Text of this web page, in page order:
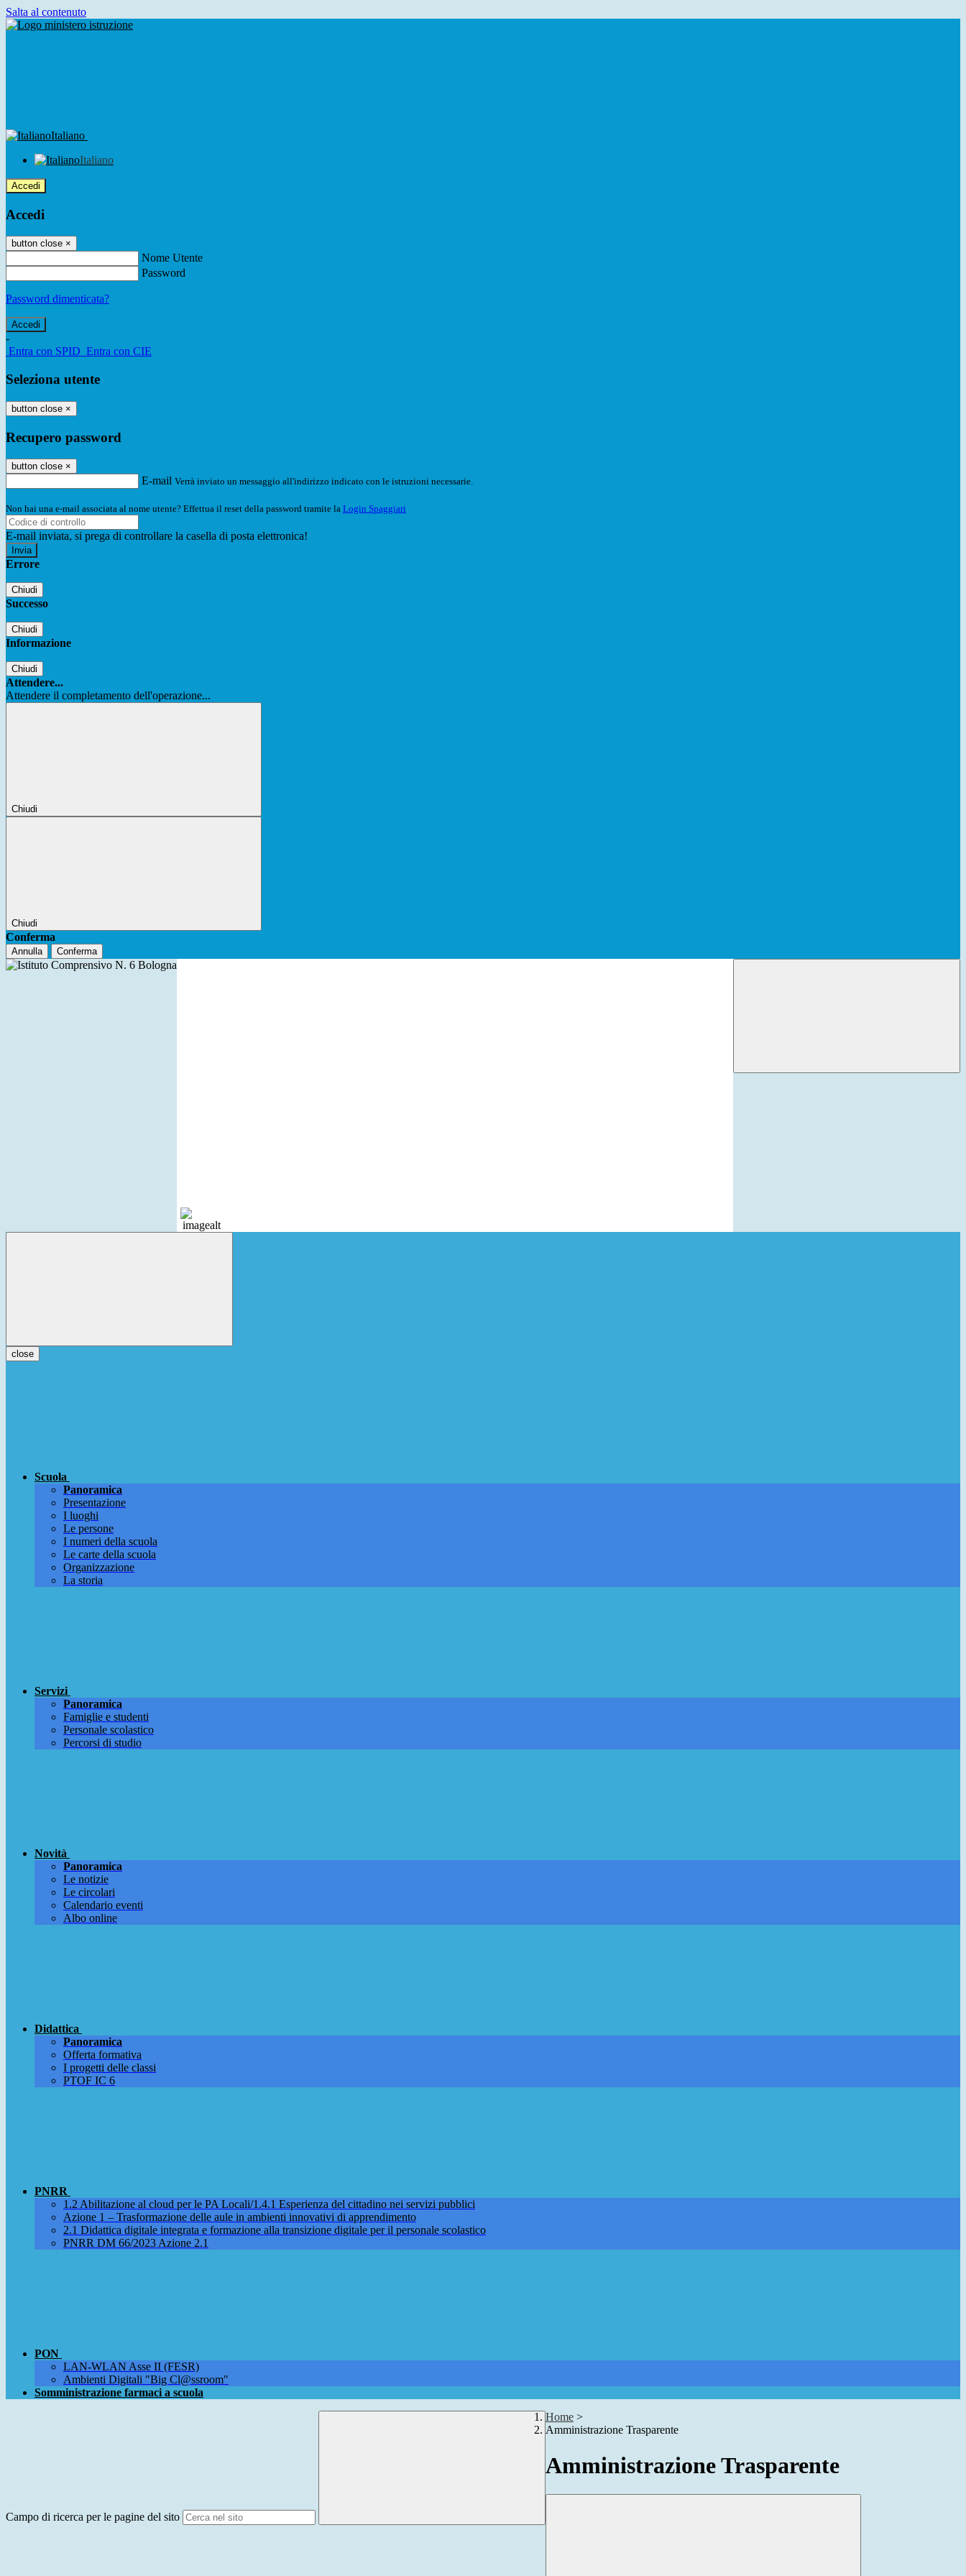
Salta al contenuto
Italiano
Italiano
Accedi
Accedi
button close ×
Nome Utente
Password
Password dimenticata?
-
Entra con SPID Entra con CIE
Seleziona utente
button close ×
Recupero password
button close ×
E-mail Verrà inviato un messaggio all'indirizzo indicato con le istruzioni necessarie.
Non hai una e-mail associata al nome utente? Effettua il reset della password tramite la Login Spaggiari
E-mail inviata, si prega di controllare la casella di posta elettronica!
Errore
Chiudi
Successo
Chiudi
Informazione
Chiudi
Attendere...
Attendere il completamento dell'operazione...
Chiudi
Chiudi
Conferma
Annulla Conferma
close
Scuola
Panoramica
Presentazione
I luoghi
Le persone
I numeri della scuola
Le carte della scuola
Organizzazione
La storia
Servizi
Panoramica
Famiglie e studenti
Personale scolastico
Percorsi di studio
Novità
Panoramica
Le notizie
Le circolari
Calendario eventi
Albo online
Didattica
Panoramica
Offerta formativa
I progetti delle classi
PTOF IC 6
PNRR
1.2 Abilitazione al cloud per le PA Locali/1.4.1 Esperienza del cittadino nei servizi pubblici
Azione 1 – Trasformazione delle aule in ambienti innovativi di apprendimento
2.1 Didattica digitale integrata e formazione alla transizione digitale per il personale scolastico
PNRR DM 66/2023 Azione 2.1
PON
LAN-WLAN Asse II (FESR)
Ambienti Digitali "Big Cl@ssroom"
Somministrazione farmaci a scuola
Campo di ricerca per le pagine del sito
Home >
Amministrazione Trasparente
Amministrazione Trasparente